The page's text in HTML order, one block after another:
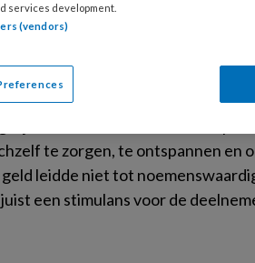
Noord-Holland-Noord en de
een verhoogd inkomen van
leven te staan, meer
voorzien en hadden
om hun woonruimte op
te zorgen, te ontspannen en
leidde niet tot
een stimulans voor de
services development.
(vendors)